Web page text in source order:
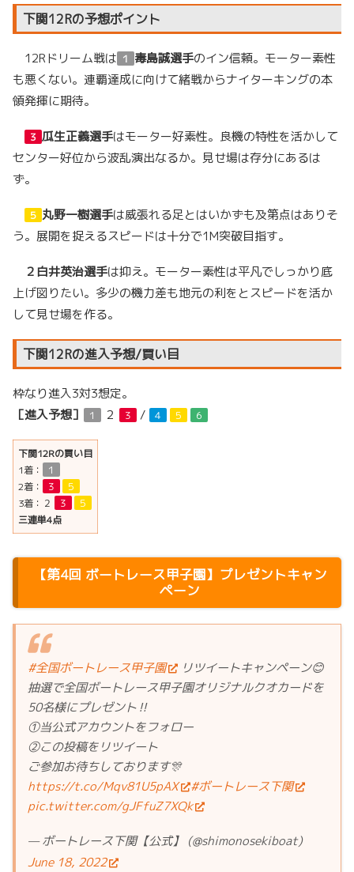
下関12Rの予想ポイント
12Rドリーム戦は １ 毒島誠選手のイン信頼。モーター素性
も悪くない。連覇達成に向けて緒戦からナイターキングの本
領発揮に期待。
３ 瓜生正義選手はモーター好素性。良機の特性を活かして
センター好位から波乱演出なるか。見せ場は存分にあるは
ず。
５ 丸野一樹選手は威張れる足とはいかずも及第点はありそ
う。展開を捉えるスピードは十分で1M突破目指す。
２白井英治選手は抑え。モーター素性は平凡でしっかり底
上げ図りたい。多少の機力差も地元の利をとスピードを活か
して見せ場を作る。
下関12Rの進入予想/買い目
枠なり進入3対3想定。
［進入予想］
１ ２ ３ / ４ ５ ６
下関12Rの買い目
1着：
１
2着：
３
５
3着： ２ ３
５
三連単4点
【第4回 ボートレース甲子園】プレゼントキャン
ペーン
#全国ボートレース甲子園
リツイートキャンペーン😊
抽選で全国ボートレース甲子園オリジナルクオカードを
50名様にプレゼント‼️
①当公式アカウントをフォロー
②この投稿をリツイート
ご参加お待ちしております🎊
https://t.co/Mqv81U5pAX
#ボートレース下関
pic.twitter.com/gJFfuZ7XQk
— ボートレース下関【公式】 (@shimonosekiboat)
June 18, 2022